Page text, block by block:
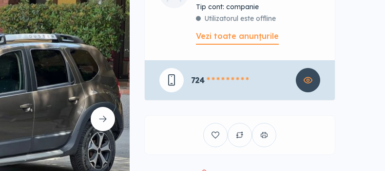
tip cont: companie
Utilizatorul este offline
Vezi toate anunțurile
724 * * * * * * * * *